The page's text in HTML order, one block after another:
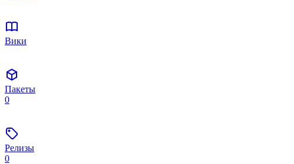
Вики
Пакеты
0
Релизы
0